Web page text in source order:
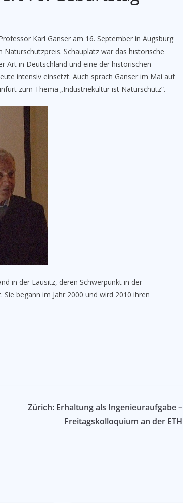
Karl Ganser am 16. September in Augsburg
Schauplatz war das historische
Art in Deutschland und eine der historischen
intensiv einsetzt. Auch sprach Ganser im Mai auf
zum Thema „Industriekultur ist Naturschutz“.
in der Lausitz, deren Schwerpunkt in der
begann im Jahr 2000 und wird 2010 ihren
Zürich: Erhaltung als Ingenieuraufgabe –
Freitagskolloquium an der ETH